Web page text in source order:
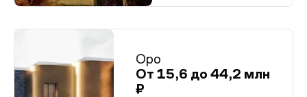
Оро
От 15,6 до 44,2 млн
₽